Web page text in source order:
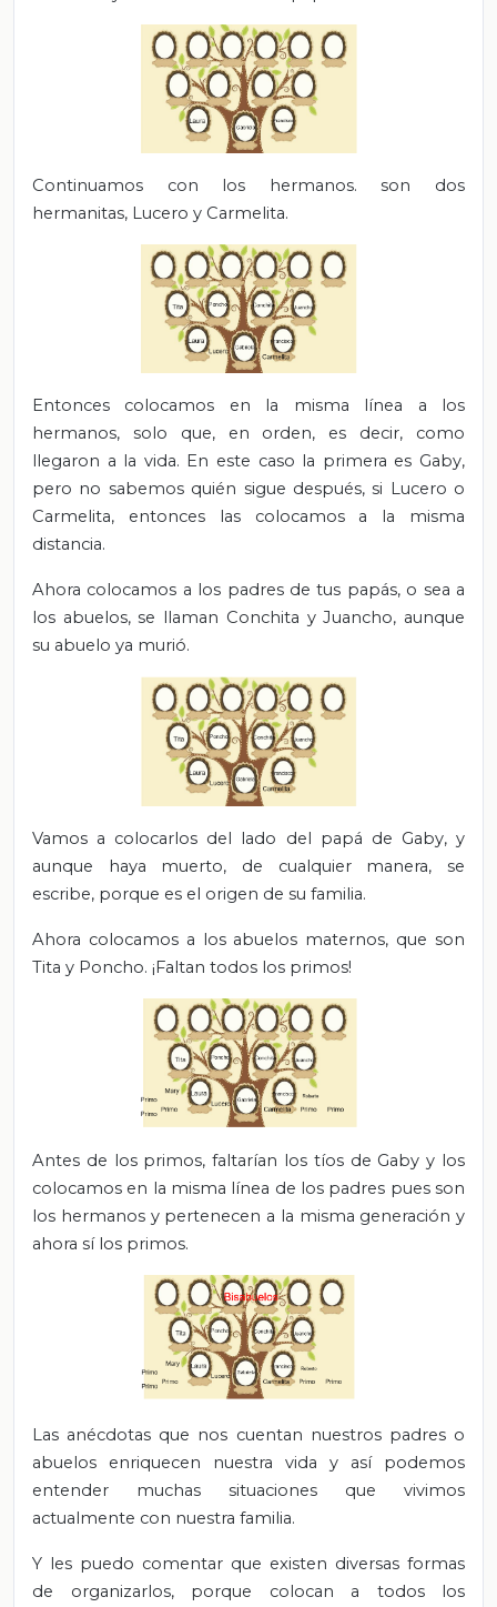
Continuamos con los hermanos. son dos
hermanitas, Lucero y Carmelita.
Entonces colocamos en la misma línea a los
hermanos, solo que, en orden, es decir, como
llegaron a la vida. En este caso la primera es Gaby,
pero no sabemos quién sigue después, si Lucero o
Carmelita, entonces las colocamos a la misma
distancia.
Ahora colocamos a los padres de tus papás, o sea a
los abuelos, se llaman Conchita y Juancho, aunque
su abuelo ya murió.
Vamos a colocarlos del lado del papá de Gaby, y
aunque haya muerto, de cualquier manera, se
escribe, porque es el origen de su familia.
Ahora colocamos a los abuelos maternos, que son
Tita y Poncho. ¡Faltan todos los primos!
Antes de los primos, faltarían los tíos de Gaby y los
colocamos en la misma línea de los padres pues son
los hermanos y pertenecen a la misma generación y
ahora sí los primos.
Las anécdotas que nos cuentan nuestros padres o
abuelos enriquecen nuestra vida y así podemos
entender muchas situaciones que vivimos
actualmente con nuestra familia.
Y les puedo comentar que existen diversas formas
de organizarlos, porque colocan a todos los